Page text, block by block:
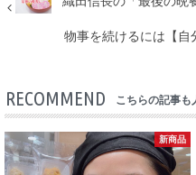
物事を続けるには【自
RECOMMEND こちらの記事も
新商品